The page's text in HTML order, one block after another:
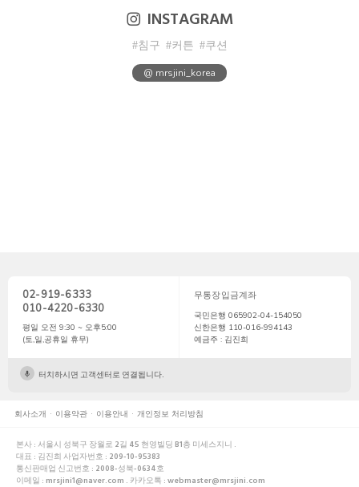
INSTAGRAM
#침구 #커튼 #쿠션
@ mrsjini_korea
02-919-6333
010-4220-6330
평일 오전 9:30 ~ 오후5:00
(토,일,공휴일 휴무)
무통장입금계좌
국민은행 065902-04-154050
신한은행 110-016-994143
예금주 : 김진희
터치하시면 고객센터로 연결됩니다.
회사소개 이용약관 이용안내 개인정보 처리방침
본사 : 서울시 성북구 장월로 2길 45 현영빌딩 B1층 미세스지니 .
대표 : 김진희 사업자번호 : 209-10-95383
통신판매업 신고번호 : 2008-성북-0634호
이메일 : mrsjini1@naver.com . 카카오톡 : webmaster@mrsjini.com